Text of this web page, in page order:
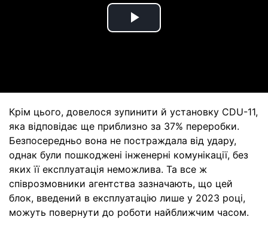
Play
Крім цього, довелося зупинити й установку CDU-11,
яка відповідає ще приблизно за 37% переробки.
Безпосередньо вона не постраждала від удару,
однак були пошкоджені інженерні комунікації, без
яких її експлуатація неможлива. Та все ж
співрозмовники агентства зазначають, що цей
блок, введений в експлуатацію лише у 2023 році,
можуть повернути до роботи найближчим часом.